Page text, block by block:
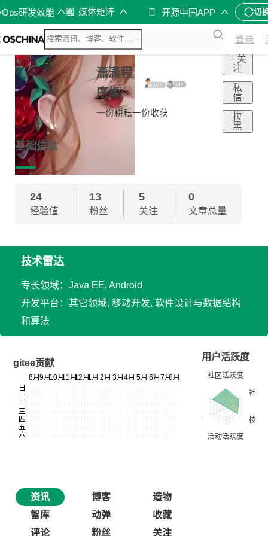
研发效能 媒体矩阵 开源中国APP 切
登录
潇潇程
序缘
一份耕耘一份收获
+ 关
注
私
信
拉
黑
基础信息
24
经验值
13
粉丝
5
关注
0
文章总量
技术雷达
专长领域：Java EE, Android
开发平台：其它领域, 移动开发, 软件设计与数据结构
和算法
gitee贡献
用户活跃度
资讯 博客
造物
智库
动弹
收藏
评论
粉丝 关注